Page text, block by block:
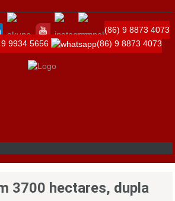
(86) 9 8873 4073
9934 5656 (86) 9 8873 4073
3700 hectares, dupla